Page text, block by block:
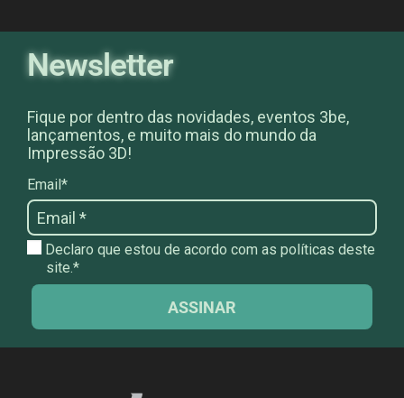
Newsletter
Fique por dentro das novidades, eventos 3be,
lançamentos, e muito mais do mundo da
Impressão 3D!
Email*
Declaro que estou de acordo com as políticas deste
site.*
ASSINAR